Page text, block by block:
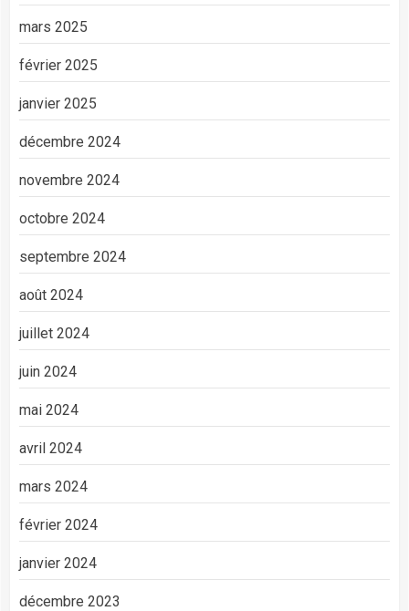
mars 2025
février 2025
janvier 2025
décembre 2024
novembre 2024
octobre 2024
septembre 2024
août 2024
juillet 2024
juin 2024
mai 2024
avril 2024
mars 2024
février 2024
janvier 2024
décembre 2023